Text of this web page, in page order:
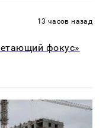
13 часов назад
фокус»